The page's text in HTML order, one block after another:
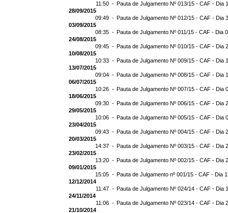
11:50 - Pauta de Julgamento Nº 013/15 - CAF - Dia
28/09/2015
09:49 - Pauta de Julgamento Nº 012/15 - CAF - Dia
03/09/2015
08:35 - Pauta de Julgamento Nº 011/15 - CAF - Dia
24/08/2015
09:45 - Pauta de Julgamento Nº 010/15 - CAF - Dia
10/08/2015
10:33 - Pauta de Julgamento Nº 009/15 - CAF - Dia
13/07/2015
09:04 - Pauta de Julgamento Nº 008/15 - CAF - Dia
06/07/2015
10:26 - Pauta de Julgamento Nº 007/15 - CAF - Dia
18/06/2015
09:30 - Pauta de Julgamento Nº 006/15 - CAF - Dia
29/05/2015
10:06 - Pauta de Julgamento Nº 005/15 - CAF - Dia
23/04/2015
09:43 - Pauta de Julgamento Nº 004/15 - CAF - Dia
20/03/2015
14:37 - Pauta de Julgamento Nº 003/15 - CAF - Dia
23/02/2015
13:20 - Pauta de Julgamento Nº 002/15 - CAF - Dia
09/01/2015
15:05 - Pauta de Julgamento nº 001/15 - CAF - Dia
12/12/2014
11:47 - Pauta de Julgamento Nº 024/14 - CAF - Dia
24/11/2014
11:06 - Pauta de Julgamento Nº 023/14 - CAF - Dia
21/10/2014